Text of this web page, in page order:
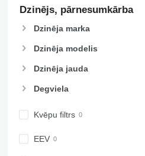
938
953
955
963
966
973
Dzinējs, pārnesumkārba
Dzinēja marka
Dzinēja modelis
Dzinēja jauda
Degviela
Kvēpu filtrs
EEV